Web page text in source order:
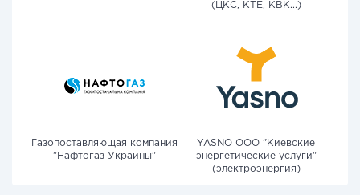
(ЦКС, КТЕ, КВК...)
Газопоставляющая компания
"Нафтогаз Украины"
YASNO OOO "Киевские
энергетические услуги"
(электроэнергия)